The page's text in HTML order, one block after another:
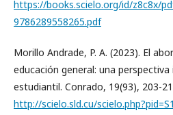
https://books.scielo.org/id/z8c8x/
9786289558265.pdf
Morillo Andrade, P. A. (2023). El
educación general: una
estudiantil. Conrado, 19(93), 203-
http://scielo.sld.cu/